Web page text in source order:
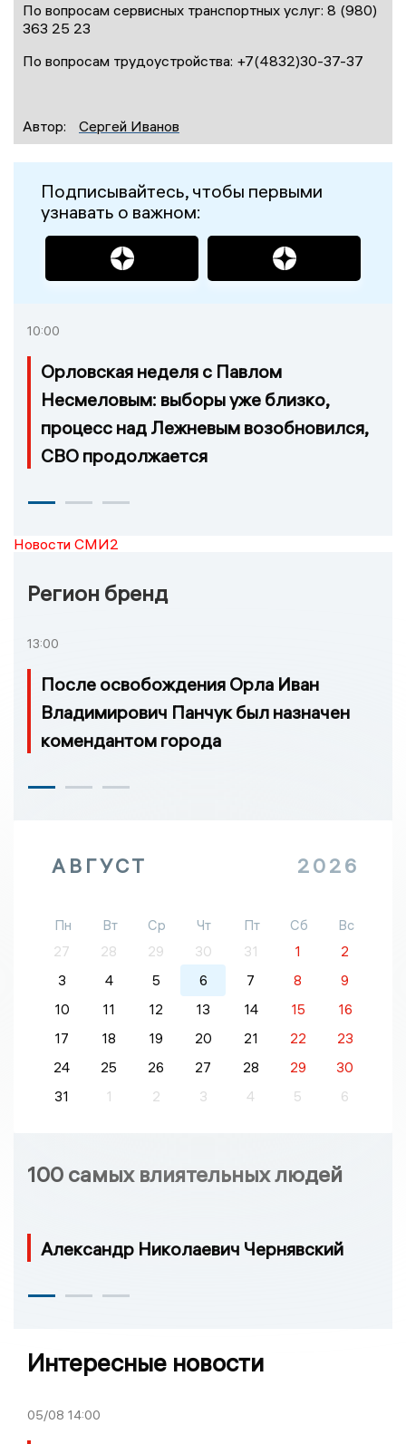
По вопросам сервисных транспортных услуг: 8 (980)
363 25 23
По вопросам трудоустройства: +7(4832)30-37-37
Автор: Сергей Иванов
Подписывайтесь, чтобы первыми
узнавать о важном:
10:00
Орловская неделя с Павлом
Несмеловым: выборы уже близко,
процесс над Лежневым возобновился,
СВО продолжается
Новости СМИ2
Регион бренд
13:00
После освобождения Орла Иван
Владимирович Панчук был назначен
комендантом города
АВГУСТ 2026
Пн Вт Ср Чт Пт Сб
Вс
27
28 29 30 31 1
2
3
4 5 6 7 8
9
10
11 12 13 14 15
16
17
18 19 20 21 22
23
24
25 26 27 28 29
30
31
1 2 3 4 5 6
100 самых влиятельных людей
Александр Николаевич Чернявский
Интересные новости
05/08 14:00